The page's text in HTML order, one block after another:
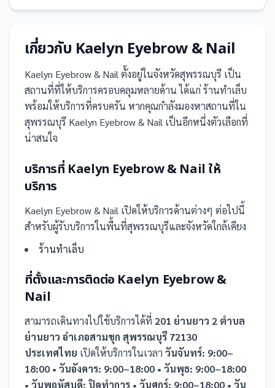
เกี่ยวกับ Kaelyn Eyebrow & Nail
Kaelyn Eyebrow & Nail ตั้งอยู่ในจังหวัดสุพรรณบุรี เป็น
สถานที่ที่ให้บริการครอบคลุมหลายด้าน ได้แก่ ร้านทำเล็บ
พร้อมให้บริการที่ครบครัน หากคุณกำลังมองหาสถานที่ใน
สุพรรณบุรี Kaelyn Eyebrow & Nail เป็นอีกหนึ่งตัวเลือกที่
น่าสนใจ
บริการที่ Kaelyn Eyebrow & Nail ให้
บริการ
Kaelyn Eyebrow & Nail เปิดให้บริการด้านต่างๆ ต่อไปนี้
สำหรับผู้รับบริการในพื้นที่สุพรรณบุรีและจังหวัดใกล้เคียง
ร้านทำเล็บ
ที่ตั้งและการติดต่อ Kaelyn Eyebrow &
Nail
สามารถเดินทางไปใช้บริการได้ที่ 201 ย่านยาว 2 ตำบล
ย่านยาว อำเภอสามชุก สุพรรณบุรี 72130
ประเทศไทย เปิดให้บริการในเวลา วันจันทร์: 9:00–
18:00 • วันอังคาร: 9:00–18:00 • วันพุธ: 9:00–18:00
• วันพฤหัสบดี: ปิดทำการ • วันศุกร์: 9:00–18:00 • วัน